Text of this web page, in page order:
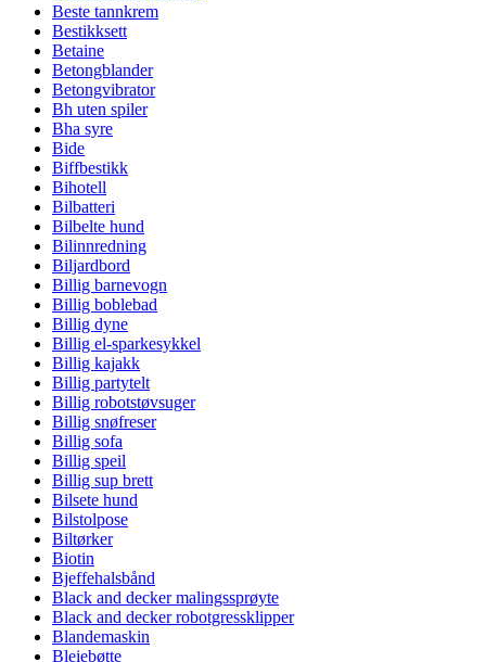
Beste tannkrem
Bestikksett
Betaine
Betongblander
Betongvibrator
Bh uten spiler
Bha syre
Bide
Biffbestikk
Bihotell
Bilbatteri
Bilbelte hund
Bilinnredning
Biljardbord
Billig barnevogn
Billig boblebad
Billig dyne
Billig el-sparkesykkel
Billig kajakk
Billig partytelt
Billig robotstøvsuger
Billig snøfreser
Billig sofa
Billig speil
Billig sup brett
Bilsete hund
Bilstolpose
Biltørker
Biotin
Bjeffehalsbånd
Black and decker malingssprøyte
Black and decker robotgressklipper
Blandemaskin
Bleiebøtte